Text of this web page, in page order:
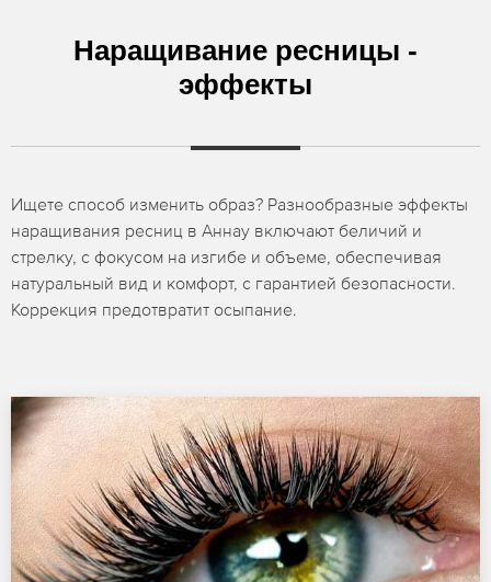
Наращивание ресницы -
эффекты
Ищете способ изменить образ? Разнообразные эффекты
наращивания ресниц в Аннау включают беличий и
стрелку, с фокусом на изгибе и объеме, обеспечивая
натуральный вид и комфорт, с гарантией безопасности.
Коррекция предотвратит осыпание.